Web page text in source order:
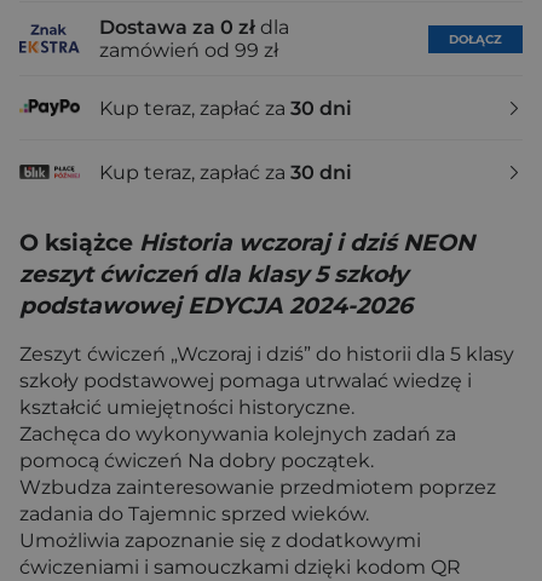
Dostawa za 0 zł dla
zamówień od 99 zł
DOŁĄCZ
Kup teraz, zapłać za 30 dni
Kup teraz, zapłać za 30 dni
O książce Historia wczoraj i dziś NEON
zeszyt ćwiczeń dla klasy 5 szkoły
podstawowej EDYCJA 2024-2026
Zeszyt ćwiczeń „Wczoraj i dziś” do historii dla 5 klasy
szkoły podstawowej pomaga utrwalać wiedzę i
kształcić umiejętności historyczne.
Zachęca do wykonywania kolejnych zadań za
pomocą ćwiczeń Na dobry początek.
Wzbudza zainteresowanie przedmiotem poprzez
zadania do Tajemnic sprzed wieków.
Umożliwia zapoznanie się z dodatkowymi
ćwiczeniami i samouczkami dzięki kodom QR